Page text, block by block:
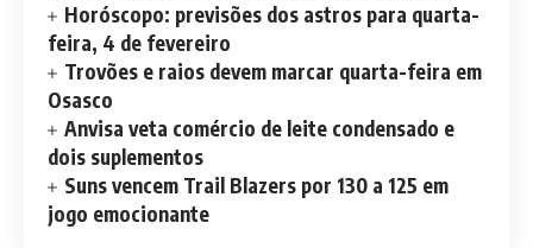
Horóscopo: previsões dos astros para quarta-
feira, 4 de fevereiro
Trovões e raios devem marcar quarta-feira em
Osasco
Anvisa veta comércio de leite condensado e
dois suplementos
Suns vencem Trail Blazers por 130 a 125 em
jogo emocionante